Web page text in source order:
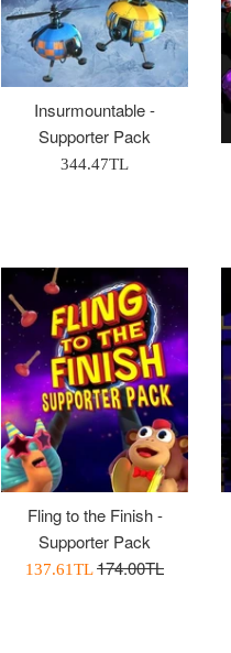
Insurmountable -
Supporter Pack
Normal
344.47TL
Fling to the Finish -
Supporter Pack
İndirimli
137.61TLNormal
174.00TL